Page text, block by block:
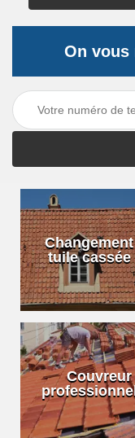
On vous
tuile cassée
Couvreur